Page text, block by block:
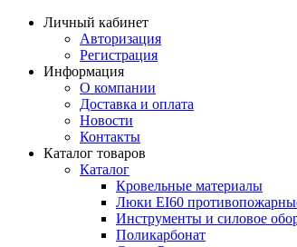
Личный кабинет
Авторизация
Регистрация
Информация
О компании
Доставка и оплата
Новости
Контакты
Каталог товаров
Каталог
Кровельные материалы
Люки EI60
Инструменты и силовое
Поликарбонат